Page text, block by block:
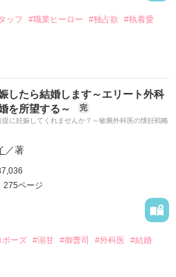
ッフ #職業ヒーロー #独占欲
#執着愛
30歳
多いが、クールで孤高の存在。た
からアプローチをかけられ、常に
子に本人はうんざりしている。
26歳
ランドスタッフ
々仕事に奮闘中。
れない。
ひたすら甘い関係が始まりま
したら結婚します～エリート外科
を所望する～
完
提に妊娠してくれませんか？～敏腕外科医の懐妊戦略
／著
275ページ
ポーズ #溺甘 #御曹司 #外科医 #結婚